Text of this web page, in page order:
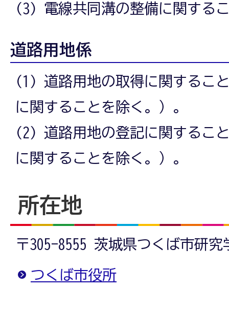
(3) 電線共同溝の整備に関する
道路用地係
(1) 道路用地の取得に関するこ
に関することを除く。）。
(2) 道路用地の登記に関するこ
に関することを除く。）。
所在地
〒305-8555 茨城県つくば市研究
つくば市役所